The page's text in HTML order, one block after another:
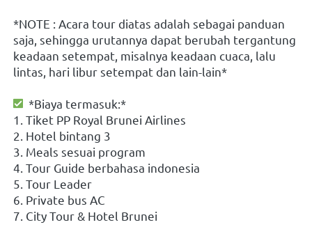
*NOTE : Acara tour diatas adalah sebagai panduan
saja, sehingga urutannya dapat berubah tergantung
keadaan setempat, misalnya keadaan cuaca, lalu
lintas, hari libur setempat dan lain-lain*
  *Biaya termasuk:*
1. Tiket PP Royal Brunei Airlines
2. Hotel bintang 3
3. Meals sesuai program
4. Tour Guide berbahasa indonesia
5. Tour Leader
6. Private bus AC
7. City Tour & Hotel Brunei